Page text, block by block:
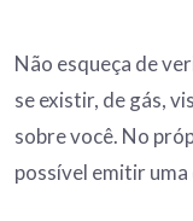
Não esqueça de
se existir, de gás,
sobre você. No
possível emitir